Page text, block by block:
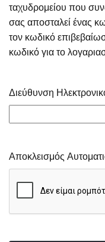
ταχυδρομείου που
σας αποσταλεί ένας
τον κωδικό
κωδικό για το
Διεύθυνση
Αποκλεισμός